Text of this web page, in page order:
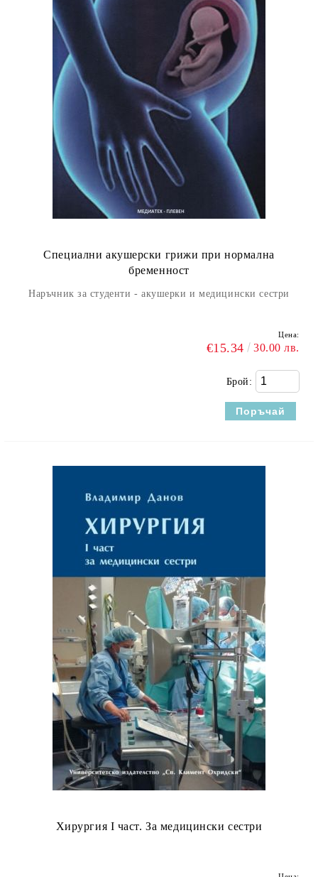
Специални акушерски грижи при нормална
бременност
Наръчник за студенти - акушерки и медицински сестри
Цена:
€15.34 30.00 лв.
Брой:
Хирургия I част. За медицински сестри